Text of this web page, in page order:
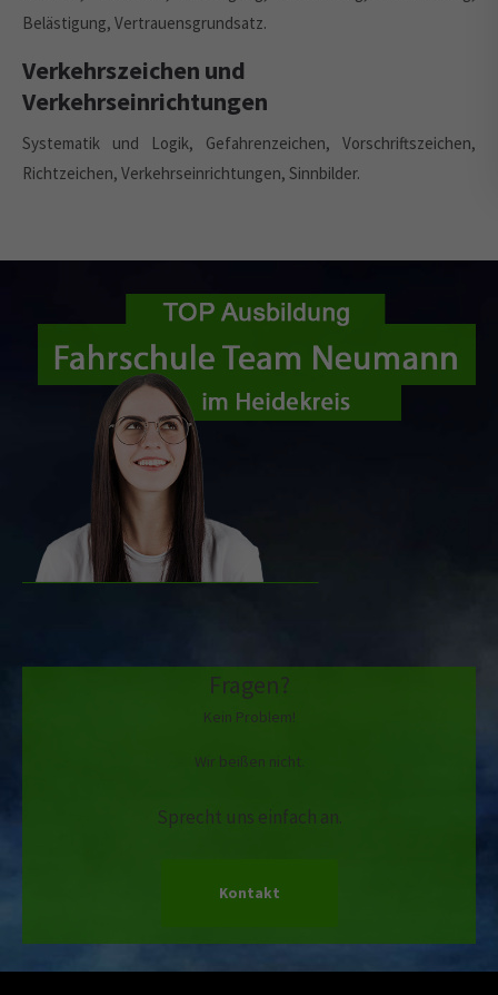
Belästigung, Vertrauensgrundsatz.
Verkehrszeichen und
Verkehrseinrichtungen
Systematik und Logik, Gefahrenzeichen, Vorschriftszeichen,
Richtzeichen, Verkehrseinrichtungen, Sinnbilder.
Fragen?
Kein Problem!
Wir beißen nicht.
Sprecht uns einfach an.
Kontakt